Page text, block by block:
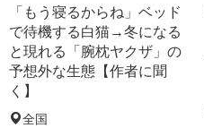
「もう寝るからね」ベッド
で待機する白猫→冬になる
と現れる「腕枕ヤクザ」の
予想外な生態【作者に聞
く】
全国